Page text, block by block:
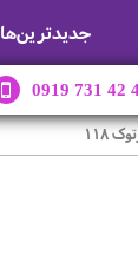
جديدترين‌ها
0919 731 42
118